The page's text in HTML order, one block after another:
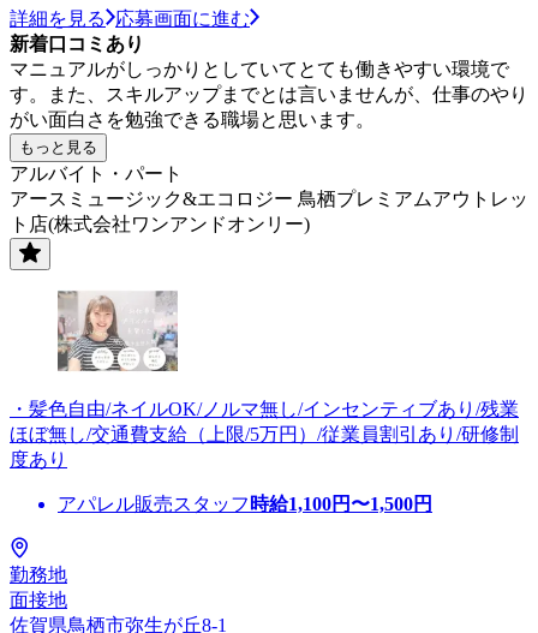
詳細を見る
応募画面に進む
新着口コミあり
マニュアルがしっかりとしていてとても働きやすい環境で
す。また、スキルアップまでとは言いませんが、仕事のやり
がい面白さを勉強できる職場と思います。
もっと見る
アルバイト・パート
アースミュージック&エコロジー 鳥栖プレミアムアウトレッ
ト店(株式会社ワンアンドオンリー)
・髪色自由/ネイルOK/ノルマ無し/インセンティブあり/残業
ほぼ無し/交通費支給（上限/5万円）/従業員割引あり/研修制
度あり
アパレル販売スタッフ 時給1,100円〜1,500円
勤務地
面接地
佐賀県鳥栖市弥生が丘8-1